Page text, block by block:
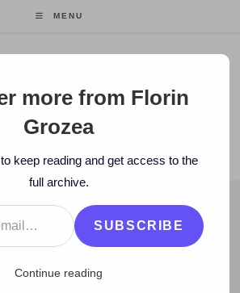
MENU
Florin Grozea
FOUNDER/CEO MOCAPP.
> 19 > Muzica noua > Video: Hugo – 99
more from Florin
Grozea
keep reading and get access to the
full archive.
SUBSCRIBE
Continue reading